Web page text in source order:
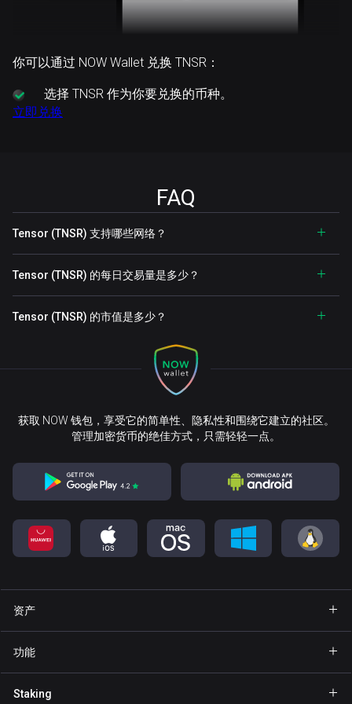
你可以通过 NOW Wallet 兑换 TNSR：
选择 TNSR 作为你要兑换的币种。
立即兑换
FAQ
Tensor (TNSR) 支持哪些网络？
Tensor (TNSR) 的每日交易量是多少？
Tensor (TNSR) 的市值是多少？
获取 NOW 钱包，享受它的简单性、隐私性和围绕它建立的社区。
管理加密货币的绝佳方式，只需轻轻一点。
资产
钱包 Binance Coin
功能
Staking